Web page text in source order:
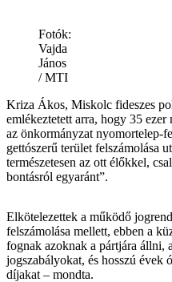
Fotók:
Vajda
János
/ MTI
Kriza Ákos, Miskolc fideszes
emlékeztetett arra, hogy 35
az önkormányzat nyomortelep-
gettószerű terület felszámolása
természetesen az ott élőkkel,
bontásról egyaránt”.
Elkötelezettek a működő
felszámolása mellett, ebben a
fognak azoknak a pártjára állni,
jogszabályokat, és hosszú évek
díjakat – mondta.